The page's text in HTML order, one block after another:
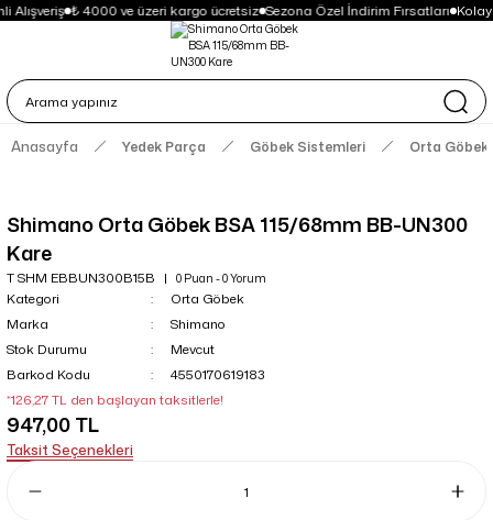
Alışveriş ₺ 4000 ve üzeri kargo ücretsiz Sezona Özel İndirim Fırsatları Kolay
Anasayfa Yedek Parça Göbek Sistemleri Orta Göbek
Shimano Orta Göbek BSA 115/68mm BB-UN300
Kare
T SHM EBBUN300B15B 0 Puan - 0 Yorum
Kategori
Orta Göbek
Marka
Shimano
Stok Durumu
Mevcut
Barkod Kodu
4550170619183
*126,27 TL den başlayan taksitlerle!
947,00 TL
Taksit Seçenekleri